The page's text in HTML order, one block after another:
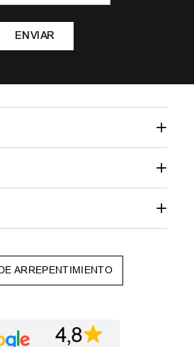
ENVIAR
ARREPENTIMIENTO